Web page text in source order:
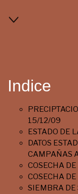
Indice
15/12/09
ESTADO DE
DATOS
CAMPAÑAS
COSECHA
COSECHA
SIEMBRA DE